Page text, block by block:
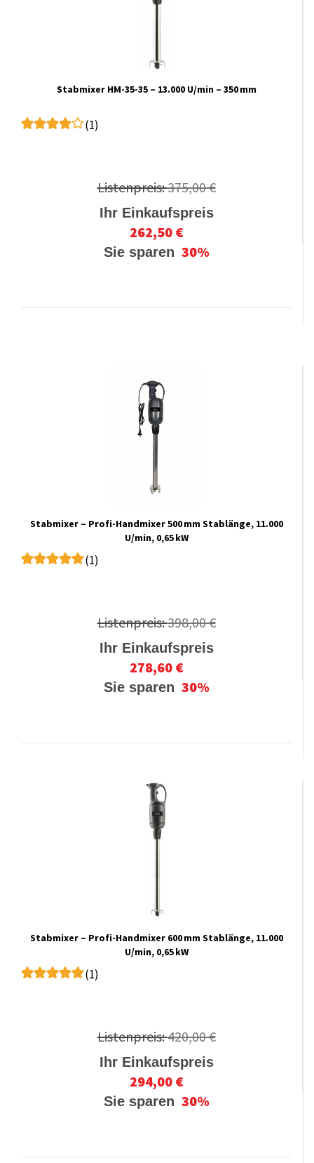
Stabmixer HM-35-35 – 13.000 U/min – 350 mm
(1)
Listenpreis:375,00 €
Ihr Einkaufspreis
262,50 €
Sie sparen 30%
Stabmixer – Profi-Handmixer 500 mm Stablänge, 11.000
U/min, 0,65 kW
(1)
Listenpreis:398,00 €
Ihr Einkaufspreis
278,60 €
Sie sparen 30%
Stabmixer – Profi-Handmixer 600 mm Stablänge, 11.000
U/min, 0,65 kW
(1)
Listenpreis:420,00 €
Ihr Einkaufspreis
294,00 €
Sie sparen 30%